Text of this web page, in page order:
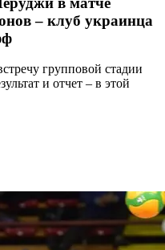
– клуб украинца
групповой стадии
и отчет – в этой